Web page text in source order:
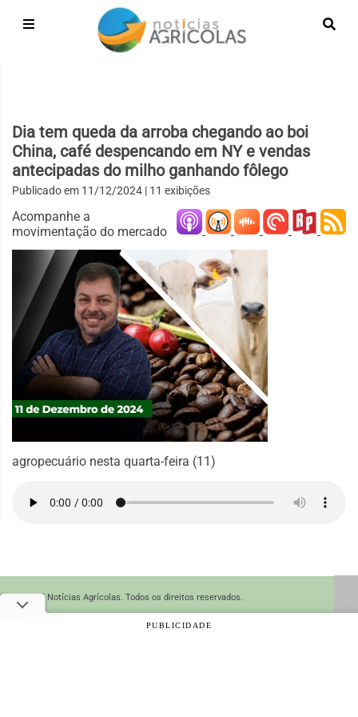
Dia tem queda da arroba chegando ao boi
China, café despencando em NY e vendas
antecipadas do milho ganhando fôlego
Publicado em 11/12/2024 | 11 exibições
Acompanhe a
movimentação do mercado
agropecuário nesta quarta-feira (11)
© 2026 Notícias Agrícolas. Todos os direitos reservados.
PUBLICIDADE